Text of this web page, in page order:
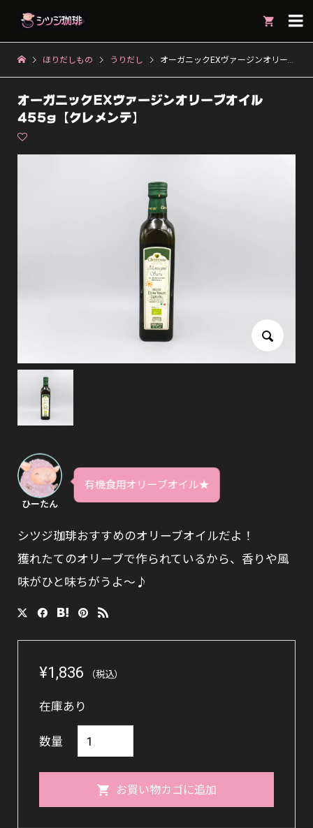

ほりだしもの うりだし オーガニックEXヴァージンオリーブオイル 455g【クレメンテ】
オーガニックEXヴァージンオリーブオイル
455g【クレメンテ】
ひーたん
有機食用オリーブオイル★
シツジ珈琲おすすめのオリーブオイルだよ！
獲れたてのオリーブで作られているから、香りや風
味がひと味ちがうよ〜♪
¥1,836 （税込）
在庫あり
数量
オ
ー
ニ
お買い物カゴに追加